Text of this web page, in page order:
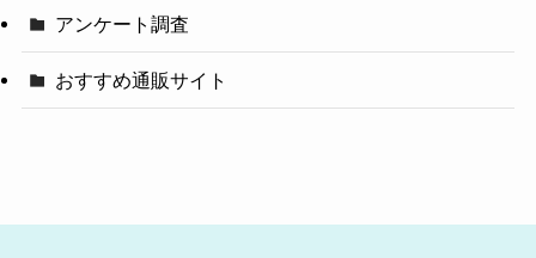
アンケート調査
おすすめ通販サイト